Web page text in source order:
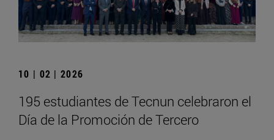
10 | 02 | 2026
195 estudiantes de Tecnun celebraron el
Día de la Promoción de Tercero